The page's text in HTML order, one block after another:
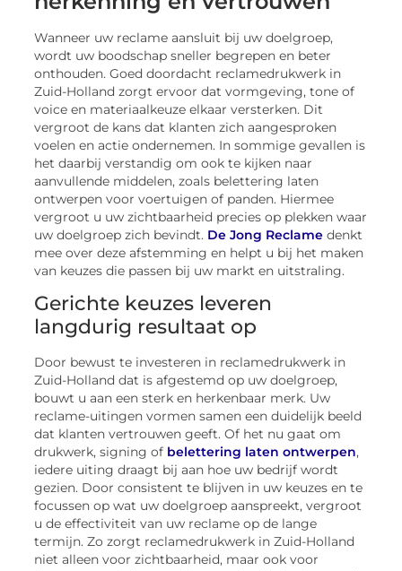
Wanneer uw reclame aansluit bij uw doelgroep,
wordt uw boodschap sneller begrepen en beter
onthouden. Goed doordacht reclamedrukwerk in
Zuid-Holland zorgt ervoor dat vormgeving, tone of
voice en materiaalkeuze elkaar versterken. Dit
vergroot de kans dat klanten zich aangesproken
voelen en actie ondernemen. In sommige gevallen is
het daarbij verstandig om ook te kijken naar
aanvullende middelen, zoals belettering laten
ontwerpen voor voertuigen of panden. Hiermee
vergroot u uw zichtbaarheid precies op plekken waar
uw doelgroep zich bevindt. De Jong Reclame denkt
mee over deze afstemming en helpt u bij het maken
van keuzes die passen bij uw markt en uitstraling.
Gerichte keuzes leveren
langdurig resultaat op
Door bewust te investeren in reclamedrukwerk in
Zuid-Holland dat is afgestemd op uw doelgroep,
bouwt u aan een sterk en herkenbaar merk. Uw
reclame-uitingen vormen samen een duidelijk beeld
dat klanten vertrouwen geeft. Of het nu gaat om
drukwerk, signing of belettering laten ontwerpen,
iedere uiting draagt bij aan hoe uw bedrijf wordt
gezien. Door consistent te blijven in uw keuzes en te
focussen op wat uw doelgroep aanspreekt, vergroot
u de effectiviteit van uw reclame op de lange
termijn. Zo zorgt reclamedrukwerk in Zuid-Holland
niet alleen voor zichtbaarheid, maar ook voor